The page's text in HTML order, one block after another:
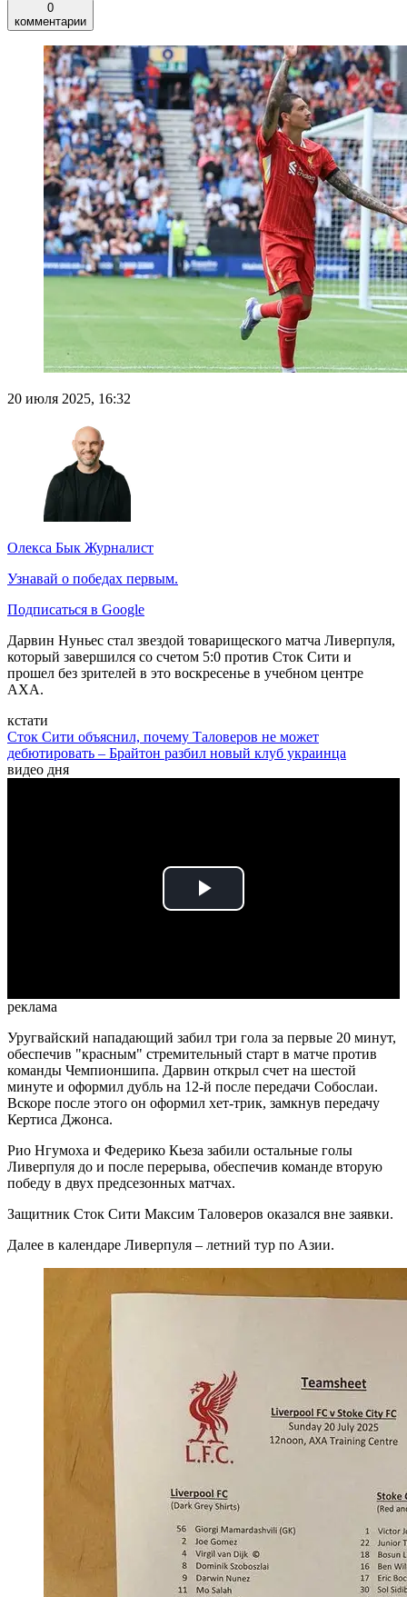
0
комментарии
20 июля 2025, 16:32
Олекса Бык Журналист
Узнавай о победах первым.
Подписаться в Google
Дарвин Нуньес стал звездой товарищеского матча Ливерпуля,
который завершился со счетом 5:0 против Сток Сити и
прошел без зрителей в это воскресенье в учебном центре
AXA.
кстати
Сток Сити объяснил, почему Таловеров не может
дебютировать – Брайтон разбил новый клуб украинца
видео дня
Play
реклама
Уругвайский нападающий забил три гола за первые 20 минут,
обеспечив "красным" стремительный старт в матче против
команды Чемпионшипа. Дарвин открыл счет на шестой
минуте и оформил дубль на 12-й после передачи Собослаи.
Вскоре после этого он оформил хет-трик, замкнув передачу
Кертиса Джонса.
Рио Нгумоха и Федерико Кьеза забили остальные голы
Ливерпуля до и после перерыва, обеспечив команде вторую
победу в двух предсезонных матчах.
Защитник Сток Сити Максим Таловеров оказался вне заявки.
Далее в календаре Ливерпуля – летний тур по Азии.